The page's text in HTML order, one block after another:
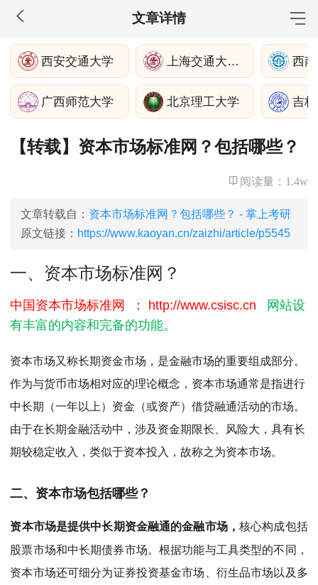
文章详情
MBA工商管理
院校库 考试报名 招生政策 学制学费
报名流程
考试真题
报考经验 招生简章
MEM工程管理
MPA公共管理
考试真题
报考经验 招生简章
MPAcc会计专硕
MTA旅游管理
院校库 考试报名 招生政策 学制学费
报名流程
考试真题
招生简章
西安交通大学 上海交通大学安泰经管学院深圳 西
广西师范大学 北京理工大学
【转载】资本市场标准网？包括哪些？
阅读量： 1.4w
文章转载自： 资本市场标准网？包括哪些？ - 掌上考研
原文链接： https://www.kaoyan.cn/zaizhi/article/p5545
一、资本市场标准网？
中国资本市场标准网 ： http://www.csisc.cn
网站设
有丰富的内容和完备的功能。
资本市场又称长期资金市场 ，是金融市场的重要组成部分。
作为与货币市场相对应的理论概念 ， 资本市场通常是指进行
中长期（一年以上） 资金 （或资产）借贷融通活动的市场。
由于在长期金融活动中，涉及 资金期限长、风险大，具有长
期较稳定收入，类似于资本投入，故称之为资本市场。
二、 资本市场包括哪些？
资本市场是提供中长期资金融通的金融市场，核心构成包括
股票市场和中长期债券市场‌。根据功能与工具类型的不同，
资本市场还可细分为证券投资基金市场、衍生品市场以及多